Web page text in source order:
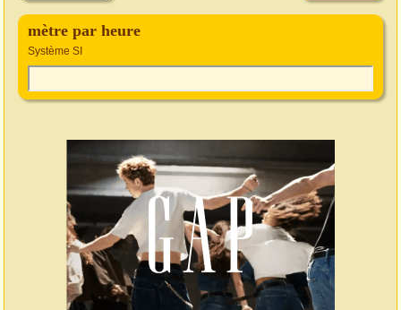
mètre par heure
Système SI